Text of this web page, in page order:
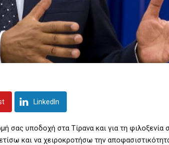
LinkedIn
σας υποδοχή στα Τίρανα και για τη φιλοξενία
και να χειροκροτήσω την